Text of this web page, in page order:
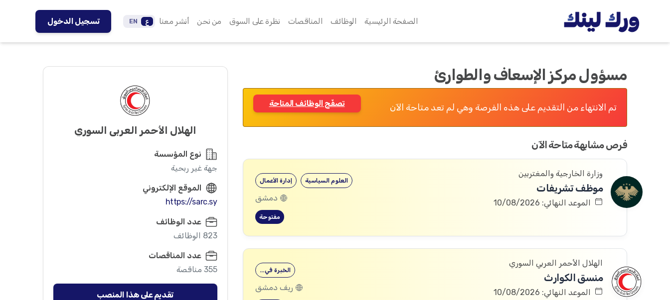
الصفحة الرئيسية الوظائف المناقصات نظرة على السوق من نحن أنشر معنا ع EN تسجيل الدخول
مسؤول مركز الإسعاف والطوارئ
تم الانتهاء من التقديم على هذه الفرصة وهي لم تعد متاحة الآن تصفّح الوظائف المتاحة
فرص مشابهة متاحة الآن
وزارة الخارجية والمغتربين
موظف تشريفات
الموعد النهائي: 10/08/2026
إدارة الأعمال العلوم السياسية
دمشق
مفتوحة
الهلال الأحمر العربي السوري
منسق الكوارث
الموعد النهائي: 10/08/2026
الخبرة في…
ريف دمشق
الهلال الأحمر العربي السوري
نوع المؤسسة
جهة غير ربحية
الموقع الإلكتروني
https://sarc.sy
عدد الوظائف
823 الوظائف
عدد المناقصات
355 مناقصة
تقديم على هذا المنصب